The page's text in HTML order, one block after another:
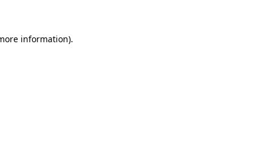
information).